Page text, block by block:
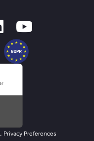
Privacy Preferences